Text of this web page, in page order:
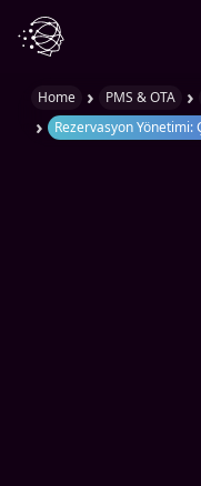
Home › PMS & OTA ›
› Rezervasyon Yönetimi: